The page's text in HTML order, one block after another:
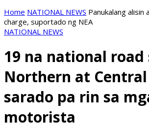
Home NATIONAL NEWS Panukalang
charge, suportado ng NEA
NATIONAL NEWS
19 na national road
Northern at Central
sarado pa rin sa
motorista